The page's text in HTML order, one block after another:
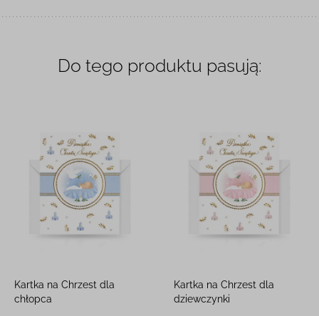
Do tego produktu pasują:
Kartka na Chrzest dla
chłopca
Kartka na Chrzest dla
dziewczynki